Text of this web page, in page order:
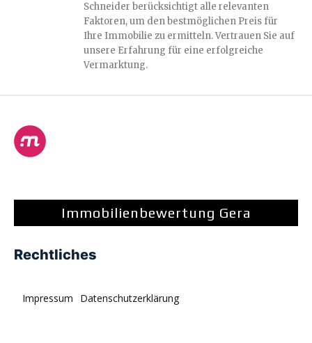
Schneider berücksichtigt alle relevanten
Faktoren, um den bestmöglichen Preis für
Ihre Immobilie zu ermitteln. Vertrauen Sie auf
unsere Erfahrung für eine erfolgreiche
Vermarktung.
Immobilienbewertung Gera
Rechtliches
Impressum Datenschutzerklärung